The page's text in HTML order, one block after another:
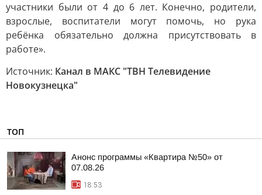
участники были от 4 до 6 лет. Конечно, родители,
взрослые, воспитатели могут помочь, но рука
ребёнка обязательно должна присутствовать в
работе».
Источник: Канал в МАКС "ТВН Телевидение
Новокузнецка"
ТОП
Анонс программы «Квартира №50» от
07.08.26
18:53